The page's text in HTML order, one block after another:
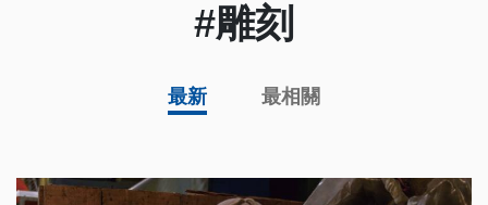
#雕刻
最新 最相關